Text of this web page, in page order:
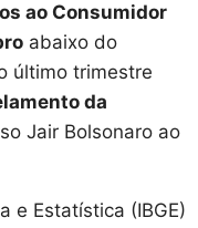
ao Consumidor
abaixo do
último trimestre
da
Jair Bolsonaro ao
e Estatística (IBGE)